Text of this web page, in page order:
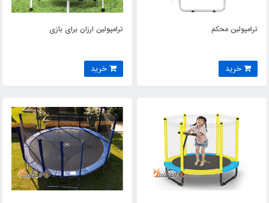
ترامپولین محکم ترامپولین ارزان برای بازی